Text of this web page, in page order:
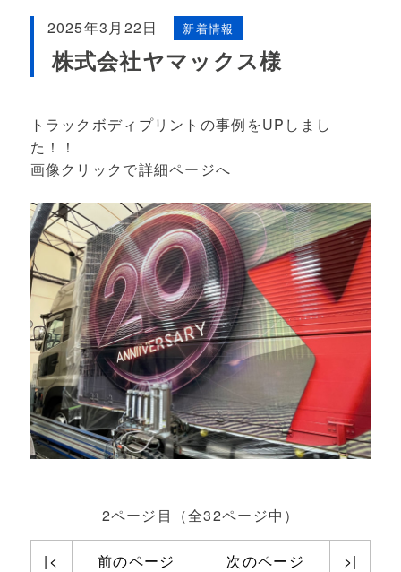
2025年3月22日 新着情報
株式会社ヤマックス様
トラックボディプリントの事例をUPしまし
た！！
画像クリックで詳細ページへ
2ページ目（全32ページ中）
|< 前のページ 次のページ >|